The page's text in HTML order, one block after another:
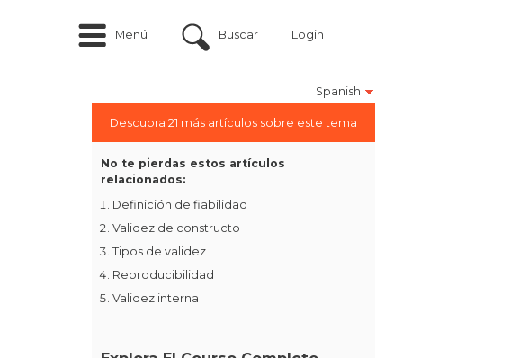
Menú Buscar Login
Spanish
Descubra 21 más artículos sobre este tema
No te pierdas estos artículos
relacionados:
Definición de fiabilidad
Validez de constructo
Tipos de validez
Reproducibilidad
Validez interna